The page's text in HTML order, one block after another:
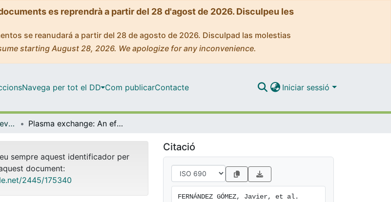
es reprendrà a partir del 28 d'agost de 2026. Disculpeu les
se reanudará a partir del 28 de agosto de 2026. Disculpad las molestias
starting August 28, 2026. We apologize for any inconvenience.
Navega per tot el DD Com publicarContacte Iniciar sessió
Articles publicats en revistes (Biomedicina) Plasma exchange: An efective rescue therapy in critically ill patients with coronavirus disease 2019 infection
sempre aquest identificador per
document:
2445/175340
Citació
FERNÁNDEZ GÓMEZ, Javier, et al.